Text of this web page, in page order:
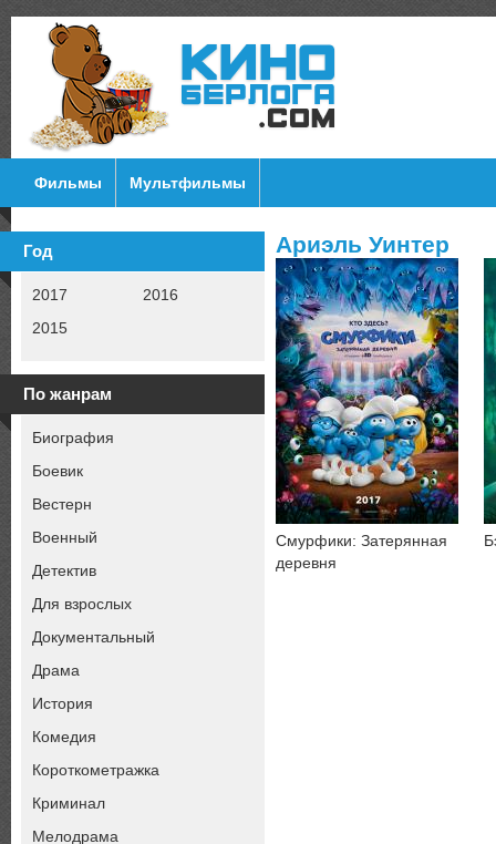
Фильмы Мультфильмы
Год
2017
2016
2015
По жанрам
Биография
Боевик
Вестерн
Военный
Детектив
Для взрослых
Документальный
Драма
История
Комедия
Короткометражка
Криминал
Мелодрама
Ариэль Уинтер
Смурфики: Затерянная
деревня